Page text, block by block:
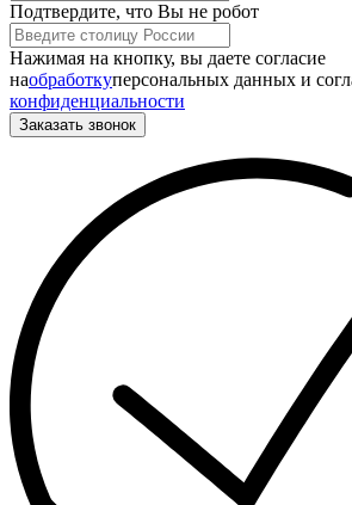
Подтвердите, что Вы не робот
Нажимая на кнопку, вы даете согласие
наобработкуперсональных данных и
конфиденциальности
Заказать звонок